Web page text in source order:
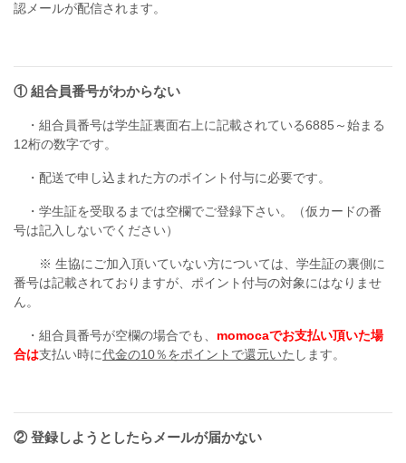
認メールが配信されます。
① 組合員番号がわからない
・組合員番号は学生証裏面右上に記載されている6885～始まる
12桁の数字です。
・配送で申し込まれた方のポイント付与に必要です。
・学生証を受取るまでは空欄でご登録下さい。（仮カードの番
号は記入しないでください）
※ 生協にご加入頂いていない方については、学生証の裏側に
番号は記載されておりますが、ポイント付与の対象にはなりませ
ん。
・組合員番号が空欄の場合でも、 momocaでお支払い頂いた場
合は支払い時に代金の10％をポイントで還元いた します。
② 登録しようとしたらメールが届かない